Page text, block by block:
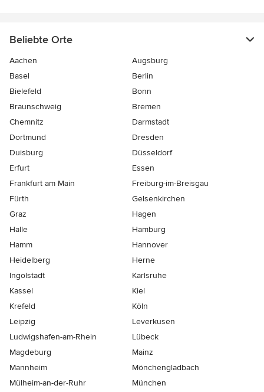
Beliebte Orte
Aachen
Augsburg
Basel
Berlin
Bielefeld
Bonn
Braunschweig
Bremen
Chemnitz
Darmstadt
Dortmund
Dresden
Duisburg
Düsseldorf
Erfurt
Essen
Frankfurt am Main
Freiburg-im-Breisgau
Fürth
Gelsenkirchen
Graz
Hagen
Halle
Hamburg
Hamm
Hannover
Heidelberg
Herne
Ingolstadt
Karlsruhe
Kassel
Kiel
Krefeld
Köln
Leipzig
Leverkusen
Ludwigshafen-am-Rhein
Lübeck
Magdeburg
Mainz
Mannheim
Mönchen­gladbach
Mülheim-an-der-Ruhr
München